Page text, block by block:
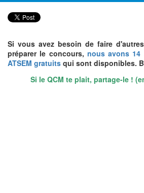
Si vous avez besoin de faire
préparer le concours, nous avons 14
ATSEM gratuits qui sont disponibles.
Si le QCM te plait, partage-le !